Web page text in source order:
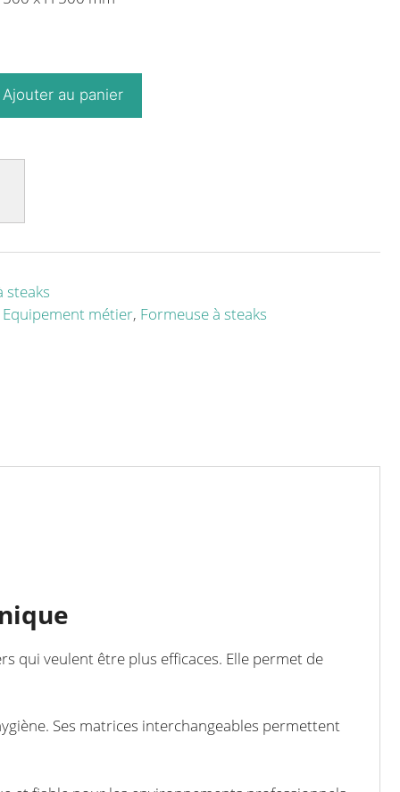
Ajouter au panier
steaks
Equipement métier, Formeuse à steaks
qui veulent être plus efficaces. Elle permet de
Ses matrices interchangeables permettent